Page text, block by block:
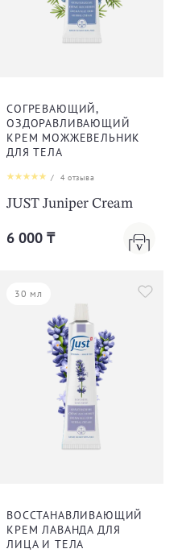
СОГРЕВАЮЩИЙ,
ОЗДОРАВЛИВАЮЩИЙ
КРЕМ МОЖЖЕВЕЛЬНИК
ДЛЯ ТЕЛА
/ 4отзыва
JUST Juniper Cream
6 000 ₸
30 мл
ВОССТАНАВЛИВАЮЩИЙ
КРЕМ ЛАВАНДА ДЛЯ
ЛИЦА И ТЕЛА